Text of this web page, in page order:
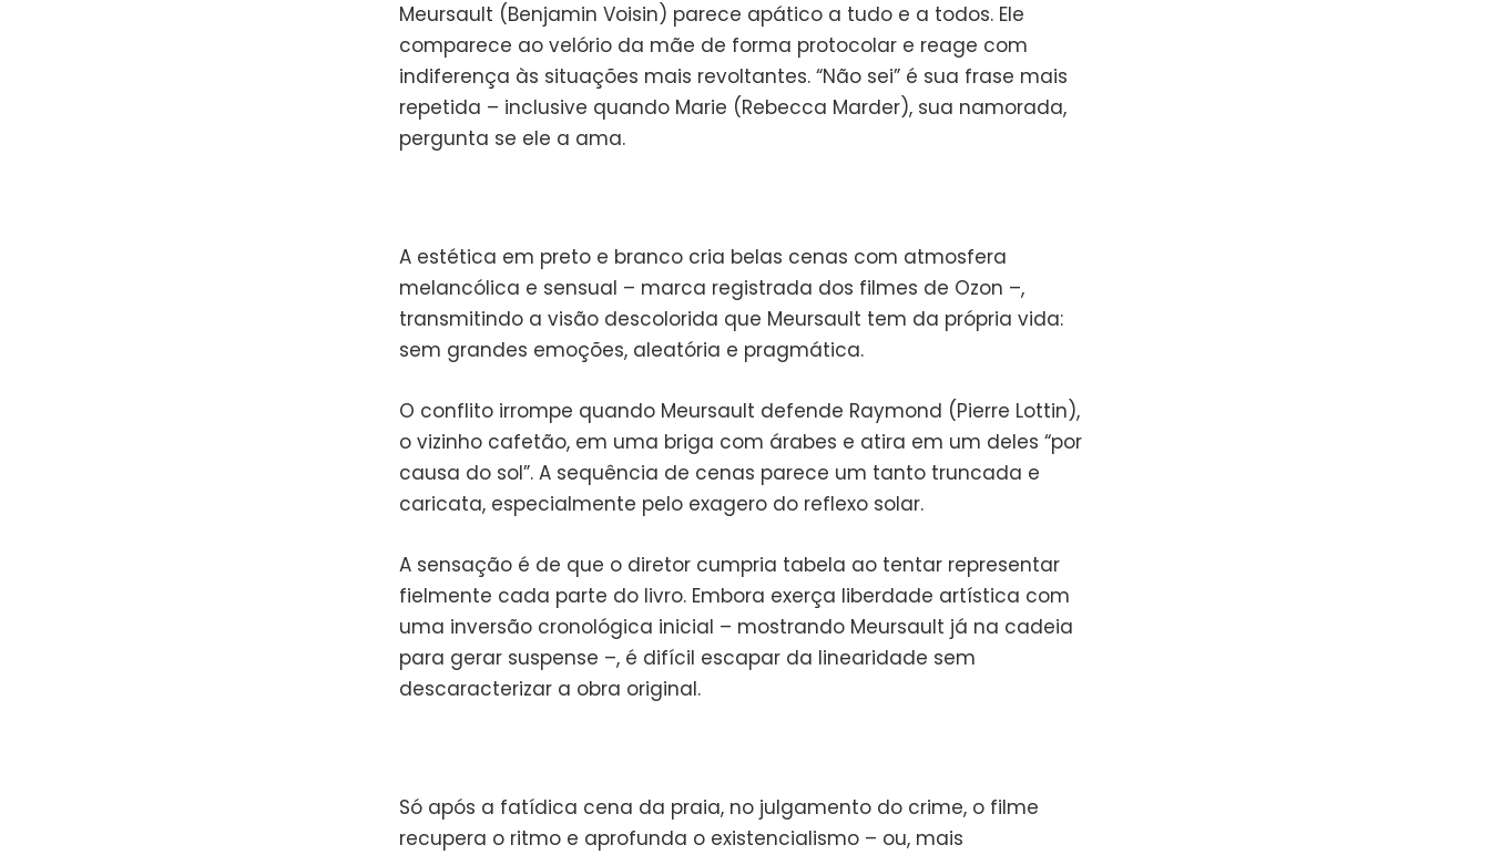
Meursault (Benjamin Voisin) parece apático a tudo e a todos. Ele
comparece ao velório da mãe de forma protocolar e reage com
indiferença às situações mais revoltantes. “Não sei” é sua frase mais
repetida – inclusive quando Marie (Rebecca Marder), sua namorada,
pergunta se ele a ama.
A estética em preto e branco cria belas cenas com atmosfera
melancólica e sensual – marca registrada dos filmes de Ozon –,
transmitindo a visão descolorida que Meursault tem da própria vida:
sem grandes emoções, aleatória e pragmática.
O conflito irrompe quando Meursault defende Raymond (Pierre Lottin),
o vizinho cafetão, em uma briga com árabes e atira em um deles “por
causa do sol”. A sequência de cenas parece um tanto truncada e
caricata, especialmente pelo exagero do reflexo solar.
A sensação é de que o diretor cumpria tabela ao tentar representar
fielmente cada parte do livro. Embora exerça liberdade artística com
uma inversão cronológica inicial – mostrando Meursault já na cadeia
para gerar suspense –, é difícil escapar da linearidade sem
descaracterizar a obra original.
Só após a fatídica cena da praia, no julgamento do crime, o filme
recupera o ritmo e aprofunda o existencialismo – ou, mais